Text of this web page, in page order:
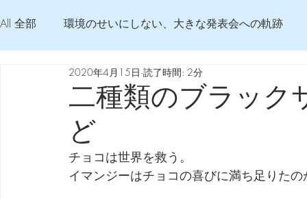
All 全部 環境のせいにしない、大きな発表会への軌跡
弦交換の記録 DTM 始める 知っておきたいコト
Imanjy Studio 使われているモノ
二種類のブラック
ど
2020年4月15日 読了時間: 2分
チョコは世界を救う。
イマンジーはチョコの喜びに満ち足りた